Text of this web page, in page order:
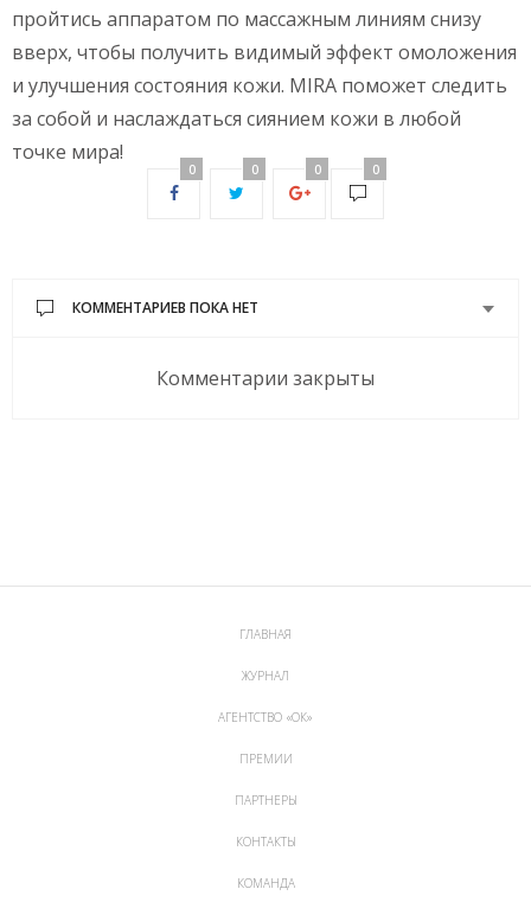
пройтись аппаратом по массажным линиям снизу
вверх, чтобы получить видимый эффект омоложения
и улучшения состояния кожи. MIRA поможет следить
за собой и наслаждаться сиянием кожи в любой
точке мира!
0 0 0 0
КОММЕНТАРИЕВ ПОКА НЕТ
Комментарии закрыты
ГЛАВНАЯ
ЖУРНАЛ
АГЕНТСТВО «ОК»
ПРЕМИИ
ПАРТНЕРЫ
КОНТАКТЫ
КОМАНДА